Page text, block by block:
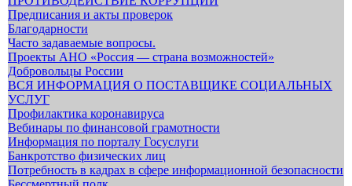
Предписания и акты проверок
Благодарности
Часто задаваемые вопросы.
Проекты АНО «Россия — страна возможностей»
Добровольцы России
ВСЯ ИНФОРМАЦИЯ О ПОСТАВЩИКЕ СОЦИАЛЬНЫХ
УСЛУГ
Профилактика коронавируса
Вебинары по финансовой грамотности
Информация по порталу Госуслуги
Банкротство физических лиц
Потребность в кадрах в сфере информационной безопасности